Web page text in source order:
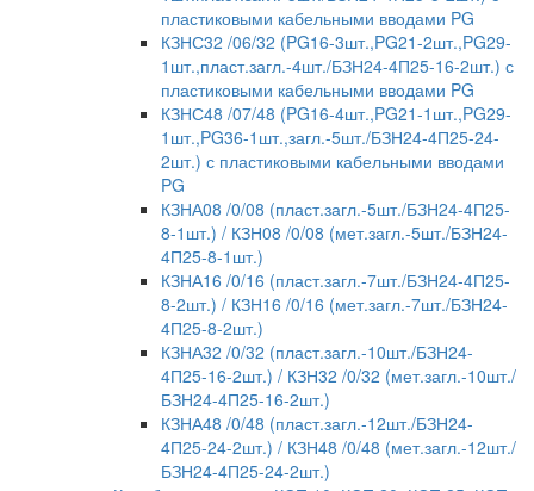
пластиковыми кабельными вводами PG
КЗНС32 /06/32 (PG16-3шт.,PG21-2шт.,PG29-
1шт.,пласт.загл.-4шт./БЗН24-4П25-16-2шт.) с
пластиковыми кабельными вводами PG
КЗНС48 /07/48 (PG16-4шт.,PG21-1шт.,PG29-
1шт.,PG36-1шт.,загл.-5шт./БЗН24-4П25-24-
2шт.) с пластиковыми кабельными вводами
PG
КЗНА08 /0/08 (пласт.загл.-5шт./БЗН24-4П25-
8-1шт.) / КЗН08 /0/08 (мет.загл.-5шт./БЗН24-
4П25-8-1шт.)
КЗНА16 /0/16 (пласт.загл.-7шт./БЗН24-4П25-
8-2шт.) / КЗН16 /0/16 (мет.загл.-7шт./БЗН24-
4П25-8-2шт.)
КЗНА32 /0/32 (пласт.загл.-10шт./БЗН24-
4П25-16-2шт.) / КЗН32 /0/32 (мет.загл.-10шт./
БЗН24-4П25-16-2шт.)
КЗНА48 /0/48 (пласт.загл.-12шт./БЗН24-
4П25-24-2шт.) / КЗН48 /0/48 (мет.загл.-12шт./
БЗН24-4П25-24-2шт.)